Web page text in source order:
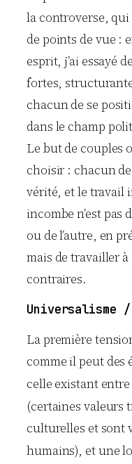
la controverse,
de points de vue :
esprit, j’ai essayé
fortes,
chacun de se
dans le champ
Le but de couples
choisir : chacun
vérité, et le travail
incombe n’est pas
ou de l’autre, en
mais de travailler
contraires.
Universalisme
La première
comme il peut des
celle existant
(certaines valeurs
culturelles et sont
humains), et une